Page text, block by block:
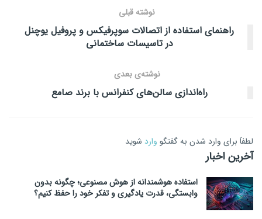
نوشته قبلی
راهنمای استفاده از اتصالات سوپرفیکس و پروفیل یوچنل
در تاسیسات ساختمانی
نوشته‌ی بعدی
راه‌اندازی سالن‌های کنفرانس با برند صامع
لطفاَ برای وارد شدن به گفتگو وارد شوید
آخرین اخبار
استفاده هوشمندانه از هوش مصنوعی؛ چگونه بدون
وابستگی، قدرت یادگیری و تفکر خود را حفظ کنیم؟